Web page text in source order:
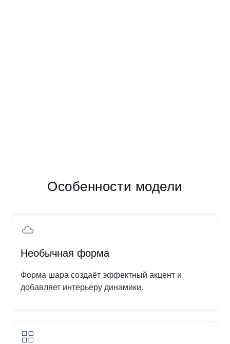
Особенности модели
Необычная форма
Форма шара создаёт эффектный акцент и
добавляет интерьеру динамики.